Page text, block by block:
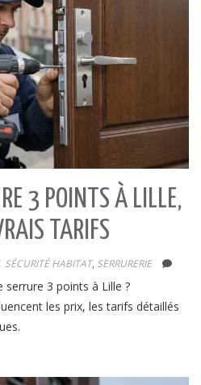
3 POINTS À LILLE,
TARIFS
SÉCURITÉ HABITAT, SERRURERIE
3 points à Lille ?
les prix, les tarifs détaillés